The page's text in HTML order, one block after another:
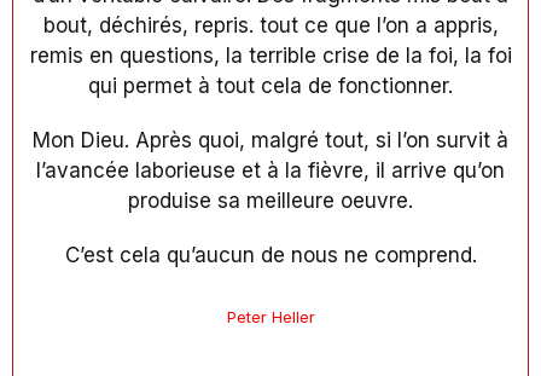
bout, déchirés, repris. tout ce que l’on a appris,
remis en questions, la terrible crise de la foi, la foi
qui permet à tout cela de fonctionner.
Mon Dieu. Après quoi, malgré tout, si l’on survit à
l’avancée laborieuse et à la fièvre, il arrive qu’on
produise sa meilleure oeuvre.
C’est cela qu’aucun de nous ne comprend.
Peter Heller